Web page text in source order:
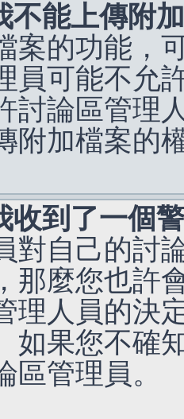
不能上傳附
案的功能，
員可能不允
討論區管理
附加檔案的
收到了一個
對自己的討
那麼您也許
理人員的決
如果您不確
區管理員。